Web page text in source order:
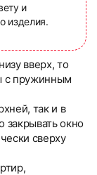
и
изделия.
вверх, то
с пружинным
так и в
окно
сверху